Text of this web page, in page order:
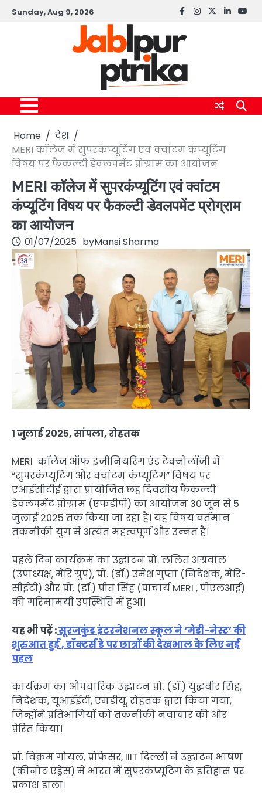
SkipSunday, Aug 9, 2026 Facebook
instagram
twitterlinkedin
Home
देश
MERI कॉलेज में सुपरकंप्यूटिंग एवं क्वांटम कंप्यूटिंग
विषय पर फैकल्टी डेवलपमेंट प्रोग्राम का आयोजन
MERI कॉलेज में सुपरकंप्यूटिंग एवं क्वांटम
कंप्यूटिंग विषय पर फैकल्टी डेवलपमेंट प्रोग्राम
का आयोजन
01/07/2025 byMansi Sharma
1 जुलाई 2025, सांपला, रोहतक
MERI कॉलेज ऑफ इंजीनियरिंग एंड टेक्नोलॉजी में
“सुपरकंप्यूटिंग और क्वांटम कंप्यूटिंग” विषय पर
एआईसीटीई द्वारा प्रायोजित छह दिवसीय फैकल्टी
डेवलपमेंट प्रोग्राम (एफडीपी) का आयोजन 30 जून से 5
जुलाई 2025 तक किया जा रहा है। यह विषय वर्तमान
तकनीकी युग में अत्यंत महत्वपूर्ण और उन्नत है।
पहले दिन कार्यक्रम का उद्घाटन प्रो. ललित अग्रवाल
(उपाध्यक्ष, मेरि ग्रुप), प्रो. (डॉ.) उमेश गुप्ता (निदेशक, मेरि-
सीईटी) और प्रो. (डॉ.) प्रीत सिंह (प्राचार्य MERI , पीएलआई)
की गरिमामयी उपस्थिति में हुआ।
यह भी पढ़ें :सूरजकुंड इंटरनेशनल स्कूल ने ‘मेडी-नेस्ट’ की
शुरुआत हुई , डॉक्टर्स डे पर छात्रों की देखभाल के लिए नई
पहल
कार्यक्रम का औपचारिक उद्घाटन प्रो. (डॉ.) युद्धवीर सिंह,
निदेशक, यूआईईटी, एमडीयू, रोहतक द्वारा किया गया,
जिन्होंने प्रतिभागियों को तकनीकी नवाचार की ओर
प्रेरित किया।
प्रो. विक्रम गोयल, प्रोफेसर, IIIT दिल्ली ने उद्घाटन भाषण
(कीनोट एड्रेस) में भारत में सुपरकंप्यूटिंग के इतिहास पर
प्रकाश डाला।